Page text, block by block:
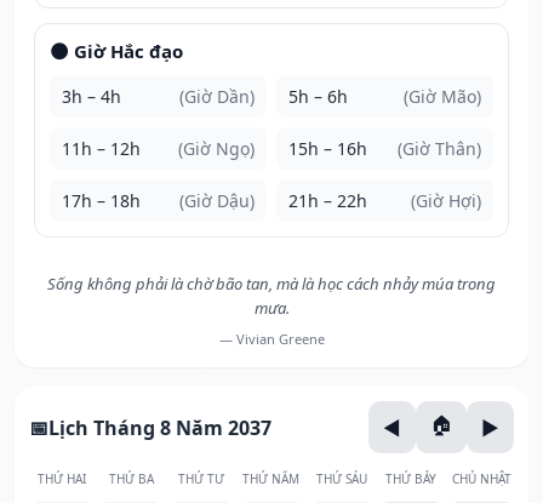
🌑 Giờ Hắc đạo
3h – 4h (Giờ Dần) 5h – 6h (Giờ Mão)
11h – 12h (Giờ Ngọ) 15h – 16h (Giờ Thân)
17h – 18h (Giờ Dậu) 21h – 22h (Giờ Hợi)
Sống không phải là chờ bão tan, mà là học cách nhảy múa trong
mưa.
— Vivian Greene
Lịch Tháng 8 Năm 2037
THỨ HAI THỨ BA THỨ TƯ THỨ NĂM THỨ SÁU THỨ BẢY CHỦ NHẬT